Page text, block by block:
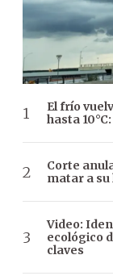
El frío
hasta
Corte
matar a
Video:
ecológico
claves